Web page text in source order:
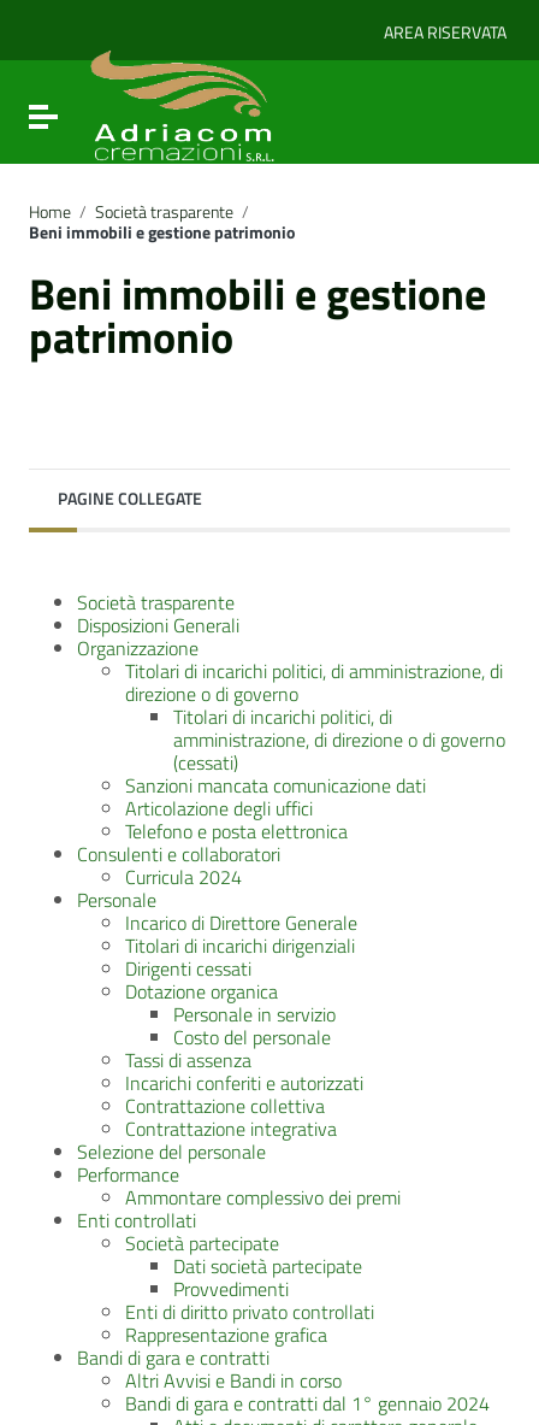
Vai al footer
AREA RISERVATA
Attiva / disattiva la navigazione
Home / Società trasparente /
Beni immobili e gestione patrimonio
Beni immobili e gestione
patrimonio
PAGINE COLLEGATE
Società trasparente
Disposizioni Generali
Organizzazione
Titolari di incarichi politici, di amministrazione, di
direzione o di governo
Titolari di incarichi politici, di
amministrazione, di direzione o di governo
(cessati)
Sanzioni mancata comunicazione dati
Articolazione degli uffici
Telefono e posta elettronica
Consulenti e collaboratori
Curricula 2024
Personale
Incarico di Direttore Generale
Titolari di incarichi dirigenziali
Dirigenti cessati
Dotazione organica
Personale in servizio
Costo del personale
Tassi di assenza
Incarichi conferiti e autorizzati
Contrattazione collettiva
Contrattazione integrativa
Selezione del personale
Performance
Ammontare complessivo dei premi
Enti controllati
Società partecipate
Dati società partecipate
Provvedimenti
Enti di diritto privato controllati
Rappresentazione grafica
Bandi di gara e contratti
Altri Avvisi e Bandi in corso
Bandi di gara e contratti dal 1° gennaio 2024